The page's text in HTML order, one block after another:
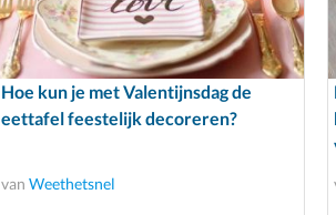
Hoe kun je met Valentijnsdag de
eettafel feestelijk decoreren?
van Weethetsnel